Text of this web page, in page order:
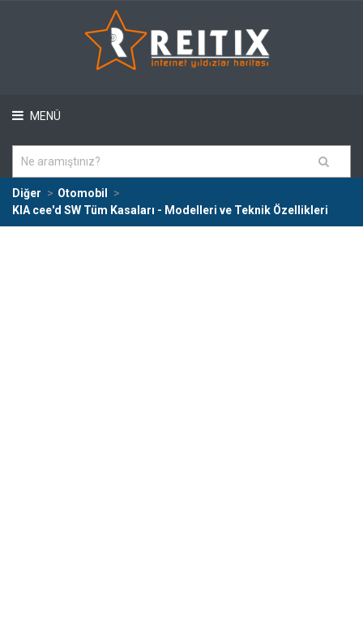
MENÜ
Diğer
Otomobil
KIA cee'd SW Tüm Kasaları - Modelleri ve Teknik Özellikleri